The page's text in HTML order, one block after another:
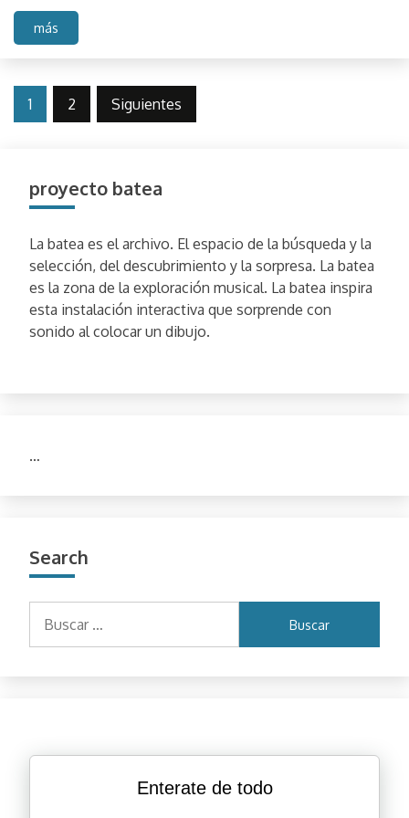
más
Navegación
1 2 Siguientes
proyecto batea
La batea es el archivo. El espacio de la búsqueda y la
selección, del descubrimiento y la sorpresa. La batea
es la zona de la exploración musical. La batea inspira
esta instalación interactiva que sorprende con
sonido al colocar un dibujo.
…
Search
Enterate de todo